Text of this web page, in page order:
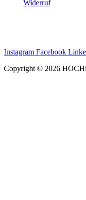
Widerruf
Instagram Facebook
Copyright © 2026